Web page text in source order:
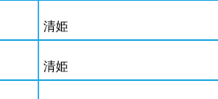
清姫
清姫